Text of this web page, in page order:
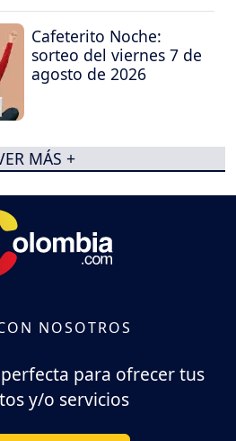
Cafeterito Noche:
sorteo del viernes 7 de
agosto de 2026
MÁS +
NOSOTROS
para ofrecer tus
y/o servicios